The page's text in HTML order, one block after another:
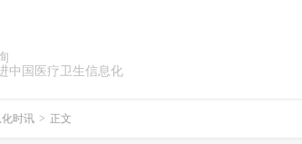
中国医疗卫生信息化
时讯 > 正文